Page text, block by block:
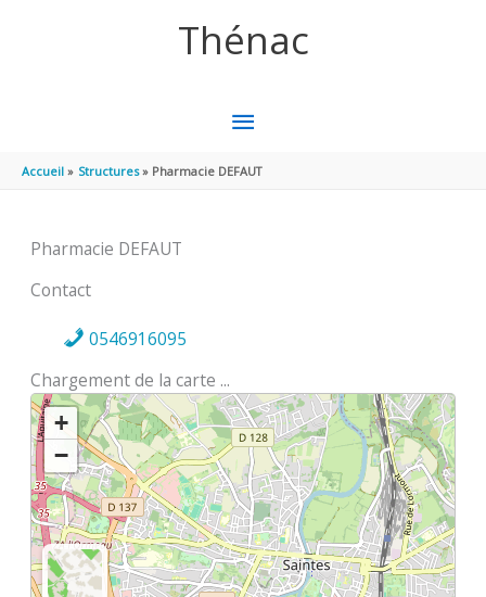
Thénac
MENU
PRINCIPAL
Accueil Structures Pharmacie DEFAUT
Pharmacie DEFAUT
Contact
0546916095
Chargement de la carte ...
+
−